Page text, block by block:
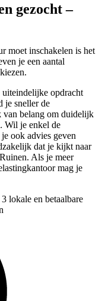
gezocht –
moet inschakelen is het
je een aantal
opdracht
je sneller de
van belang om duidelijk
Wil je enkel de
ook advies geven
dat je kijkt naar
Als je meer
mag je
lokale en betaalbare